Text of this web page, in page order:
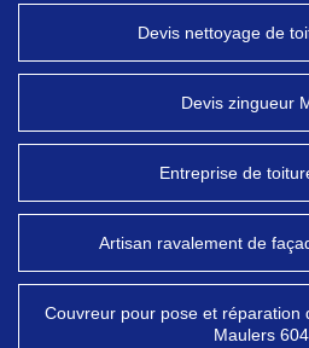
Devis nettoyage de
Devis zingueur
Entreprise de
Artisan ravalement de
Couvreur pour pose et réparation
Maulers